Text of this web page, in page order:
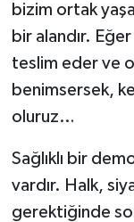
bizim ortak
bir alandır.
teslim eder ve
benimsersek,
oluruz…
Sağlıklı bir
vardır. Halk,
gerektiğinde